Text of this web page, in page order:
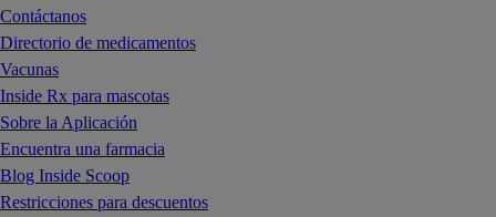
Contáctanos
Directorio de medicamentos
Vacunas
Inside Rx para mascotas
Sobre la Aplicación
Encuentra una farmacia
Blog Inside Scoop
Restricciones para descuentos